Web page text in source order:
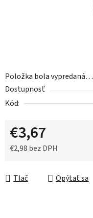
Položka bola vypredaná…
Dostupnosť
Kód:
€3,67
€2,98 bez DPH
Tlač
Opýtať sa